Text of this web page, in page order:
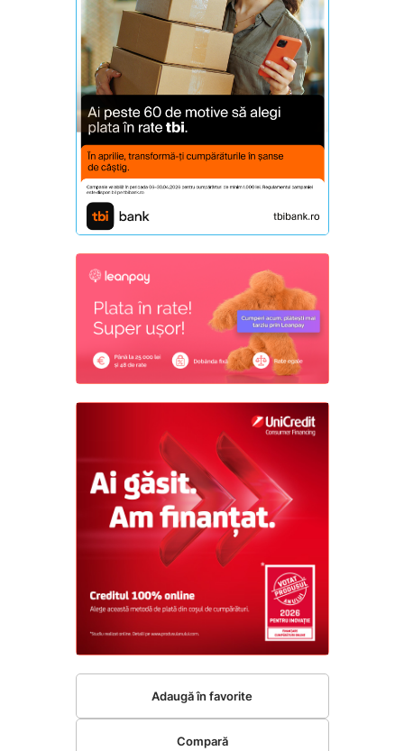
Adaugă în favorite
Compară